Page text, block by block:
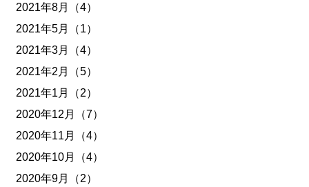
2021年8月（4）
2021年5月（1）
2021年3月（4）
2021年2月（5）
2021年1月（2）
2020年12月（7）
2020年11月（4）
2020年10月（4）
2020年9月（2）